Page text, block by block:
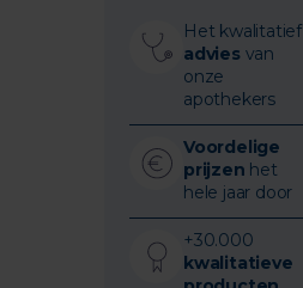
Het kwalitatief
adviesvan
onze
apothekers
Voordelige
prijzen het
hele jaar door
+30.000
kwalitatieve